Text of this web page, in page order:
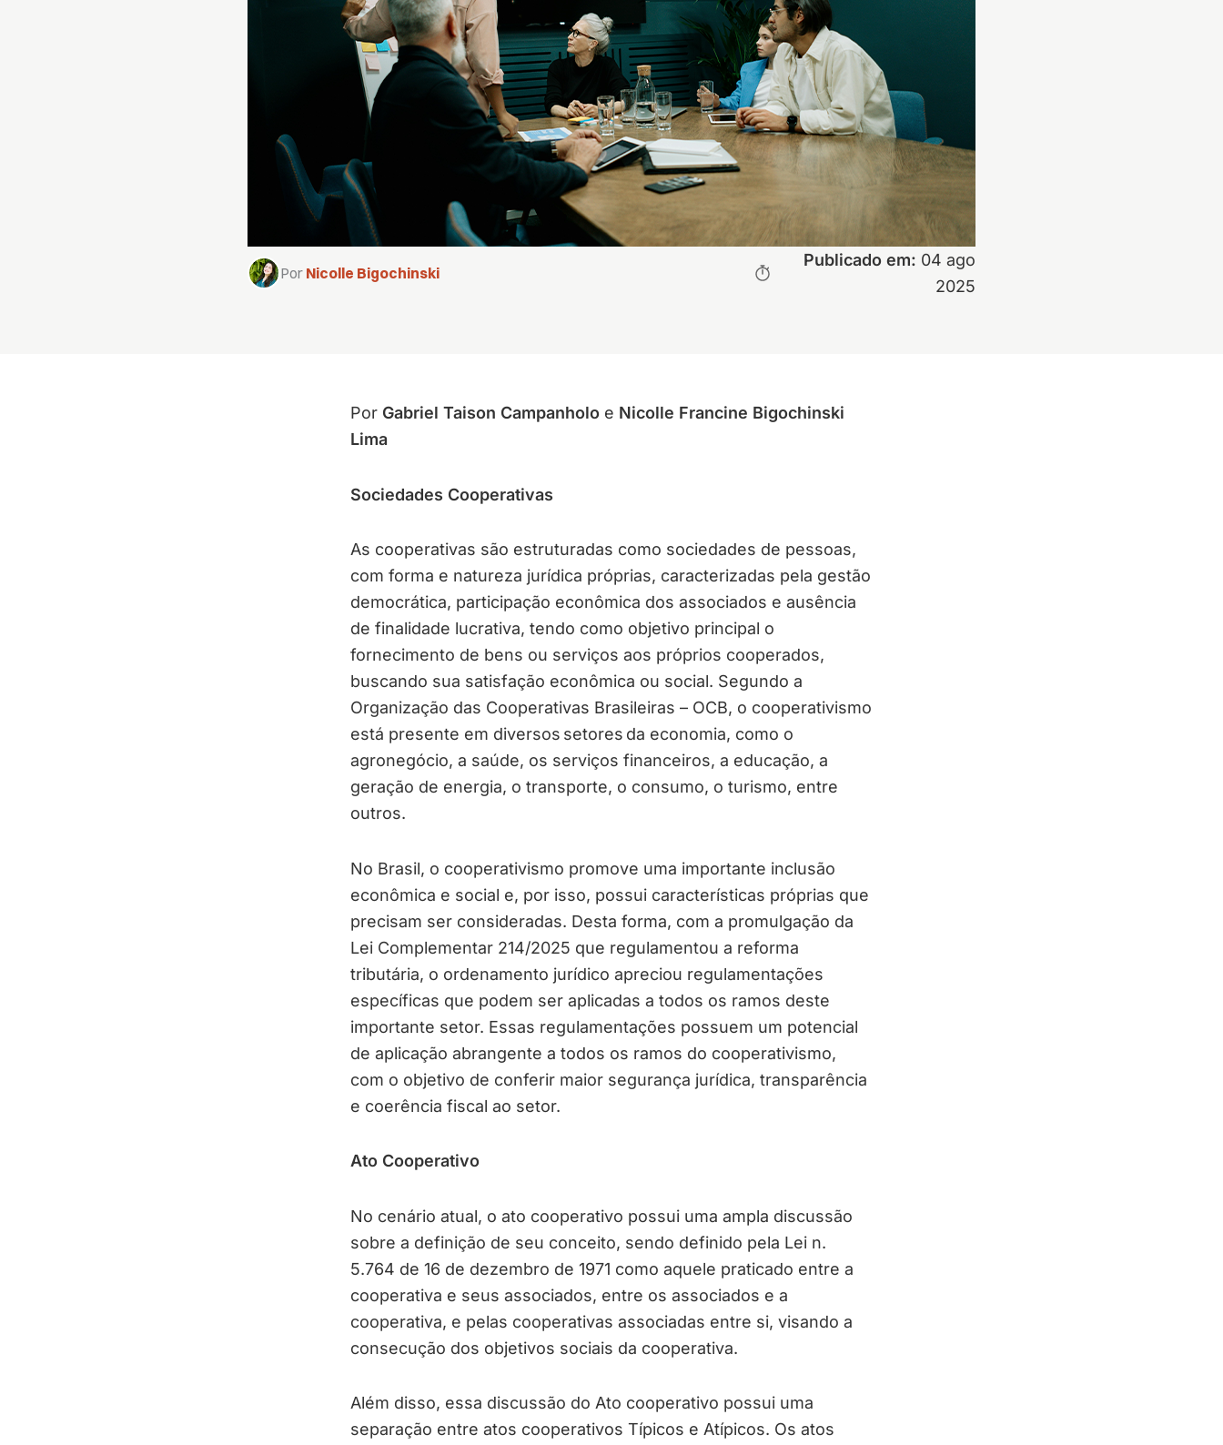
Por Nicolle Bigochinski
Publicado em: 04 ago
2025
Por Gabriel Taison Campanholo e Nicolle Francine Bigochinski
Lima
Sociedades Cooperativas
As cooperativas são estruturadas como sociedades de pessoas,
com forma e natureza jurídica próprias, caracterizadas pela gestão
democrática, participação econômica dos associados e ausência
de finalidade lucrativa, tendo como objetivo principal o
fornecimento de bens ou serviços aos próprios cooperados,
buscando sua satisfação econômica ou social. Segundo a
Organização das Cooperativas Brasileiras – OCB, o cooperativismo
está presente em diversos setores da economia, como o
agronegócio, a saúde, os serviços financeiros, a educação, a
geração de energia, o transporte, o consumo, o turismo, entre
outros.
No Brasil, o cooperativismo promove uma importante inclusão
econômica e social e, por isso, possui características próprias que
precisam ser consideradas. Desta forma, com a promulgação da
Lei Complementar 214/2025 que regulamentou a reforma
tributária, o ordenamento jurídico apreciou regulamentações
específicas que podem ser aplicadas a todos os ramos deste
importante setor. Essas regulamentações possuem um potencial
de aplicação abrangente a todos os ramos do cooperativismo,
com o objetivo de conferir maior segurança jurídica, transparência
e coerência fiscal ao setor.
Ato Cooperativo
No cenário atual, o ato cooperativo possui uma ampla discussão
sobre a definição de seu conceito, sendo definido pela Lei n.
5.764 de 16 de dezembro de 1971 como aquele praticado entre a
cooperativa e seus associados, entre os associados e a
cooperativa, e pelas cooperativas associadas entre si, visando a
consecução dos objetivos sociais da cooperativa.
Além disso, essa discussão do Ato cooperativo possui uma
separação entre atos cooperativos Típicos e Atípicos. Os atos